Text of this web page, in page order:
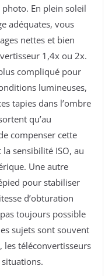
En plein soleil
adéquates, vous
nettes et bien
1,4x ou 2x.
compliqué pour
lumineuses,
tapies dans l’ombre
qu’au
compenser cette
sensibilité ISO, au
Une autre
pour stabiliser
d’obturation
toujours possible
sujets sont souvent
les téléconvertisseurs